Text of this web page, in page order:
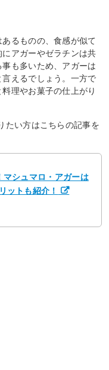
るものの、食感が似て
アガーやゼラチンは共
も多いため、アガーは
えるでしょう。一方で
理やお菓子の仕上がり
たい方はこちらの記事を
マシュマロ・アガーは
ットも紹介！